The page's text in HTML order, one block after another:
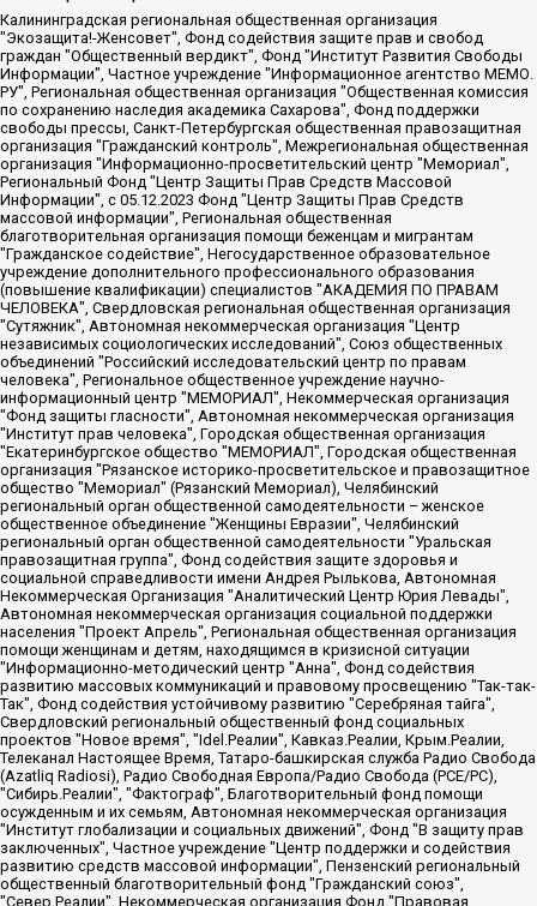
Калининградская региональная общественная организация "Экозащита!-Женсовет", Фонд содействия защите прав и свобод граждан "Общественный вердикт", Фонд "Институт Развития Свободы Информации", Частное учреждение "Информационное агентство МЕМО. РУ", Региональная общественная организация "Общественная комиссия по сохранению наследия академика Сахарова", Фонд поддержки свободы прессы, Санкт-Петербургская общественная правозащитная организация "Гражданский контроль", Межрегиональная общественная организация "Информационно-просветительский центр "Мемориал", Региональный Фонд "Центр Защиты Прав Средств Массовой Информации", с 05.12.2023 Фонд "Центр Защиты Прав Средств массовой информации", Региональная общественная благотворительная организация помощи беженцам и мигрантам "Гражданское содействие", Негосударственное образовательное учреждение дополнительного профессионального образования (повышение квалификации) специалистов "АКАДЕМИЯ ПО ПРАВАМ ЧЕЛОВЕКА", Свердловская региональная общественная организация "Сутяжник", Автономная некоммерческая организация "Центр независимых социологических исследований", Союз общественных объединений "Российский исследовательский центр по правам человека", Региональное общественное учреждение научно-информационный центр "МЕМОРИАЛ", Некоммерческая организация "Фонд защиты гласности", Автономная некоммерческая организация "Институт прав человека", Городская общественная организация "Екатеринбургское общество "МЕМОРИАЛ", Городская общественная организация "Рязанское историко-просветительское и правозащитное общество "Мемориал" (Рязанский Мемориал), Челябинский региональный орган общественной самодеятельности – женское общественное объединение "Женщины Евразии", Челябинский региональный орган общественной самодеятельности "Уральская правозащитная группа", Фонд содействия защите здоровья и социальной справедливости имени Андрея Рылькова, Автономная Некоммерческая Организация "Аналитический Центр Юрия Левады", Автономная некоммерческая организация социальной поддержки населения "Проект Апрель", Региональная общественная организация помощи женщинам и детям, находящимся в кризисной ситуации "Информационно-методический центр "Анна", Фонд содействия развитию массовых коммуникаций и правовому просвещению "Так-так-Так", Фонд содействия устойчивому развитию "Серебряная тайга", Свердловский региональный общественный фонд социальных проектов "Новое время", "Idel.Реалии", Кавказ.Реалии, Крым.Реалии, Телеканал Настоящее Время, Татаро-башкирская служба Радио Свобода (Azatliq Radiosi), Радио Свободная Европа/Радио Свобода (PCE/PC), "Сибирь.Реалии", "Фактограф", Благотворительный фонд помощи осужденным и их семьям, Автономная некоммерческая организация "Институт глобализации и социальных движений", Фонд "В защиту прав заключенных", Частное учреждение "Центр поддержки и содействия развитию средств массовой информации", Пензенский региональный общественный благотворительный фонд "Гражданский союз", "Север.Реалии", Некоммерческая организация Фонд "Правовая инициатива", Общество с ограниченной ответственностью "Радио Свободная Европа/Радио Свобода", Чешское информационное агентство "MEDIUM-ORIENT", Красноярская региональная общественная организация "Мы против СПИДа", Камалягин Денис Николаевич, Маркелов Сергей Евгеньевич, Пономарев Лев Александрович, Савицкая Людмила Алексеевна, Автономная некоммерческая организация "Центр по работе с проблемой насилия "НАСИЛИЮ.НЕТ", Межрегиональный профессиональный союз работников здравоохранения "Альянс врачей", Юридическое лицо, зарегистрированное в Латвийской Республике, SIA "Medusa Project" (регистрационный номер 40103797863, дата регистрации 10.06.2014), Некоммерческая организация "Фонд по борьбе с коррупцией", Автономная некоммерческая организация "Институт права и публичной политики", Баданин Роман Сергеевич, Гликин Максим Александрович, Железнова Мария Михайловна, Лукьянова Юлия Сергеевна, Маетная Елизавета Витальевна, Маняхин Петр Борисович, Чуракова Ольга Владимировна, Ярош Юлия Петровна, Юридическое лицо "The Insider SIA", зарегистрированное в Риге, Латвийская Республика (дата регистрации 26.06.2015), являющееся администратором доменного имени интернет-издания "The Insider SIA", https://theins.ru, Постернак Алексей Евгеньевич, Рубин Михаил Аркадьевич, Анин Роман Александрович, Юридическое лицо Istories fonds, зарегистрированное в Латвийской Республике (регистрационный номер 50008295751, дата регистрации 24.02.2020), Великовский Дмитрий Александрович, Долинина Ирина Николаевна, Мароховская Алеся Алексеевна, Шлейнов Роман Юрьевич, Шмагун Олеся Валентиновна, Общество с ограниченной ответственностью "Альтаир 2021", Общество с ограниченной ответственностью "Вега 2021", Общество с ограниченной ответственностью "Главный редактор 2021", Общество с ограниченной ответственностью "Ромашки монолит", Важенков Артем Валерьевич, Ивановская областная общественная организация "Центр гендерных исследований", Гурман Юрий Альбертович, Медиапроект "ОВД-Инфо", Егоров Владимир Владимирович, Жилинский Владимир Александрович, Общество с ограниченной ответственностью "ЗП", Иванова София Юрьевна, Карезина Инна Павловна, Кильтау Екатерина Викторовна, Петров Алексей Викторович, Пискунов Сергей Евгеньевич, Смирнов Сергей Сергеевич, Тихонов Михаил Сергеевич, Общество с ограниченной ответственностью "ЖУРНАЛИСТ-ИНОСТРАННЫЙ АГЕНТ", Арапова Галина Юрьевна, Вольтская Татьяна Анатольевна, Американская компания "Mason G.E.S. Anonymous Foundation" (США), являющаяся владельцем интернет-издания https://mnews.world/, Компания "Stichting Bellingcat", зарегистрированная в Нидерландах (дата регистрации 11.07.2018), Захаров Андрей Вячеславович, Клепиковская Екатерина Дмитриевна, Общество с ограниченной ответственностью "МЕМО", Перл Роман Александрович, Симонов Евгений Алексеевич, Соловьева Елена Анатольевна, Сотников Даниил Владимирович, Сурначева Елизавета Дмитриевна, Автономная некоммерческая организация по защите прав человека и информированию населения "Якутия – Наше Мнение", Общество с ограниченной ответственностью "Москоу диджитал медиа", с 26.01.2023 Общество с ограниченной ответственностью "Чайка Белые сады", Ветошкина Валерия Валерьевна, Заговора Максим Александрович, Межрегиональное общественное движение "Российская ЛГБТ - сеть", Оленичев Максим Владимирович, Павлов Иван Юрьевич, Скворцова Елена Сергеевна, Общество с ограниченной ответственностью "Как бы инагент", Кочетков Игорь Викторович, Общество с ограниченной ответственностью "Честные выборы", Еланчик Олег Александрович, Общество с ограниченной ответственностью "Нобелевский призыв", Гималова Регина Эмилевна, Григорьев Андрей Валерьевич, Григорьева Алина Александровна, Ассоциация по содействию защите прав призывников, альтернативнослужащих и военнослужащих "Правозащитная группа "Гражданин.Армия.Право", Хисамова Регина Фаритовна, Автономная некоммерческая организация по реализации социально-правовых программ "Лилит", Дальневосточное общественное движение "Маяк", Санкт-Петербургская ЛГБТ-инициативная группа "Выход", Инициативная группа ЛГБТ+ "Реверс", Алексеев Андрей Викторович, Бекбулатова Таисия Львовна, Беляев Иван Михайлович, Владыкина Елена Сергеевна, Гельман Марат Александрович, Никульшина Вероника Юрьевна, Толоконникова Надежда Андреевна, Шендерович Виктор Анатольевич, Общество с ограниченной ответственностью "Данное сообщение", Общество с ограниченной ответственностью Издательский дом "Новая глава", Айнбиндер Александра Александровна, Московский комьюнити-центр для ЛГБТ+инициатив, Благотворительный фонд развития филантропии, Deutsche Welle (Германия, Kurt-Schumacher-Strasse 3, 53113 Bonn), Борзунова Мария Михайловна, Воробьев Виктор Викторович, Голубева Анна Львовна, Константинова Алла Михайловна, Малкова Ирина Владимировна, Мурадов Мурад Абдулгалимович, Осетинская Елизавета Николаевна, Понасенков Евгений Николаевич, Ганапольский Матвей Юрьевич, Киселев Евгений Алексеевич, Борухович Ирина Григорьевна, Дремин Иван Тимофеевич, Дубровский Дмитрий Викторович, Красноярская региональная общественная организация поддержки и развития альтернативных образовательных технологий и межкультурных коммуникаций "ИНТЕРРА", Маяковская Екатерина Алексеевна, Фейгин Марк Захарович, Филимонов Андрей Викторович, Дзугкоева Регина Николаевна, Доброхотов Роман Александрович, Дудь Юрий Александрович, Елкин Сергей Владимирович, Кругликов Кирилл Игоревич, Сабунаева Мария Леонидовна, Семенов Алексей Владимирович, Шаинян Карен Багратович, Шульман Екатерина Михайловна, Асафьев Артур Валерьевич, Вахштайн Виктор Семенович, Венедиктов Алексей Алексеевич, Лушникова Екатерина Евгеньевна, Волков Леонид Михайлович, Невзоров Александр Глебович, Пархоменко Сергей Борисович, Сироткин Ярослав Николаевич, Кара-Мурза Владимир Владимирович, Баранова Наталья Владимировна, Гозман Леонид Яковлевич, Кагарлицкий Борис Юльевич, Климарев Михаил Валерьевич, Милов Владимир Станиславович, Автономная некоммерческая организация Краснодарский центр современного искусства "Типография", Моргенштерн Алишер Тагирович, Соболь Любовь Эдуардовна, Общество с ограниченной ответственностью "ЛИЗА НОРМ", Каспаров Гарри Кимович, Ходорковский Михаил Борисович, Общество с ограниченной ответственностью "Апрельские тезисы", Данилович Ирина Брониславовна, Кашин Олег Владимирович, Петров Николай Владимирович, Пивоваров Алексей Владимирович, Соколов Михаил Владимирович, Цветкова Юлия Владимировна, Чичваркин Евгений Александрович, Комитет против пыток/Команда против пыток, Общество с ограниченной ответственностью "Первый научный", Общество с ограниченной ответственностью "Вертолет и ко", Белоцерковская Вероника Борисовна, Кац Максим Евгеньевич, Лазарева Татьяна Юрьевна, Шаведдинов Руслан Табризович, Яшин Илья Валерьевич, Общество с ограниченной ответственностью "Иноагент ААВ", Алешковский Дмитрий Петрович, Альбац Евгения Марковна, Быков Дмитрий Львович, Галямина Юлия Евгеньевна, Лойко Сергей Леонидович, Мартынов Кирилл Константинович, Медведев Сергей Александрович, Крашенинников Федор Геннадиевич, Гордеева Катерина Вл